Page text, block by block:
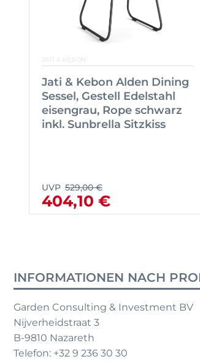
JATI & KEBON
Jati & Kebon Alden Dining
Sessel, Gestell Edelstahl
eisengrau, Rope schwarz
inkl. Sunbrella Sitzkiss
UVP 529,00 €
404,10 €
INFORMATIONEN NACH
Garden Consulting & Investment BV
Nijverheidstraat 3
B-9810 Nazareth
Telefon: +32 9 236 30 30